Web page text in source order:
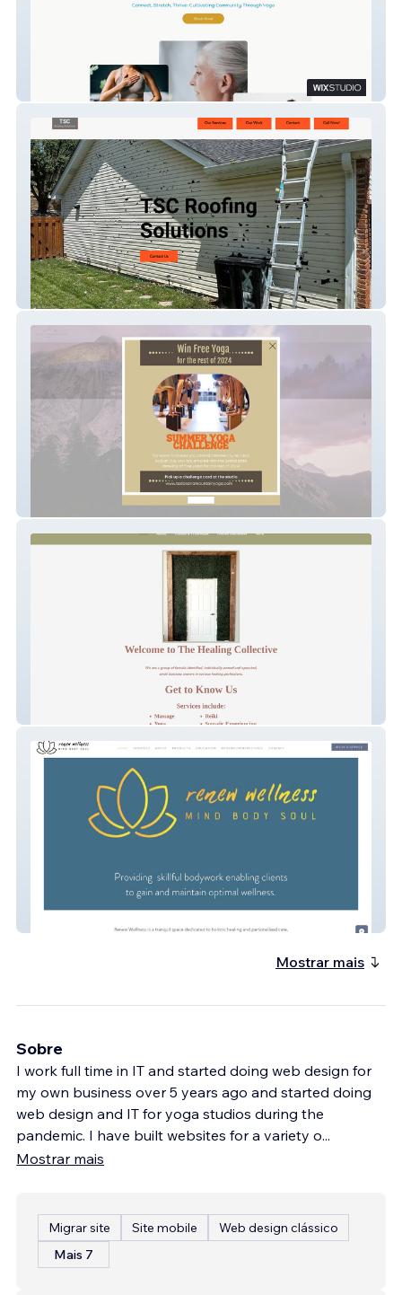
Create Community
TSC Roofing
Tadasana Mountain Yoga
TheHealingCollective
Mostrar mais
Sobre
I work full time in IT and started doing web design for
my own business over 5 years ago and started doing
web design and IT for yoga studios during the
pandemic. I have built websites for a variety o...
Mostrar mais
Migrar site Site mobile
Web design clássico
Mais 7